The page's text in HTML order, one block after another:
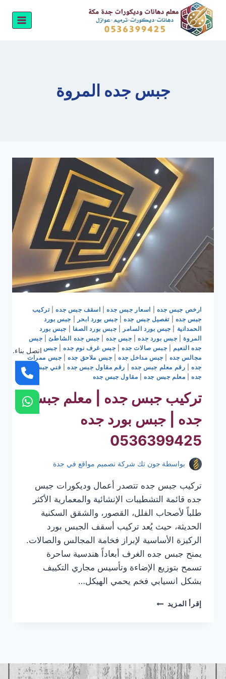
التجاوز
المحتوى
جبس جده المروة
ارخص جبس جده اسعار جبس جده| اسقف جبس جده|تركيب
جبس جده
تفصيل جبس جده| جبس بورد ابحر
جبس بورد
الحمدانية
جبس بورد السامر جبس بورد الصفا
جبس بورد
المروة| جبس بورد جده| جبس جده جبس جده الشاطئ| جبس
جده النعيم
جبس صالات جده| جبس غرف نوم جده| جبس
مجالس جده
جبس مداخل جده| جبس ملاحق جده| جبس ممرات
جده| رقم معلم جبس جده رقم مقاول جبس جده
فني جبس
جده| معلم جبس جده| مقاول جبس جده
تركيب جبس جده | معلم جبس
جده | جبس بورد جده
0536399425
بواسطة جون تك شركة تصميم مواقع في جدة
تركيب جبس جده تتصدر أعمال وديكورات جبس
جده قائمة التشطيبات الإنشائية والمعمارية الأكثر
طلباً لأصحاب الفلل، القصور، والشقق السكنية
الحديثة، حيث يُعد تركيب أسقف الجبس بورد
الركيزة الأساسية لإبراز فخامة المجالس والصالات.
يمنح جبس جده الغرف أبعاداً هندسية ساحرة
تسمح بتوزيع الإضاءة وتأسيس مجاري التكييف
بشكل انسيابي فخم يحمي الهيكل…
إقرأ المزيد تركيب
جده
|
اتصل بناء.